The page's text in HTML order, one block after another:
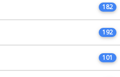
182
192
101